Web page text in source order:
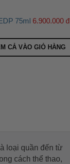
75ml 6.900.000 đ
CẢ VÀO GIỎ HÀNG
là loại quần đến từ
cách thể thao,